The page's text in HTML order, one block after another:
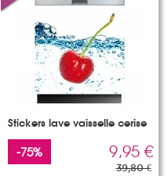
Stickers lave vaisselle cerise
-75% 9,95 €
39,80 €